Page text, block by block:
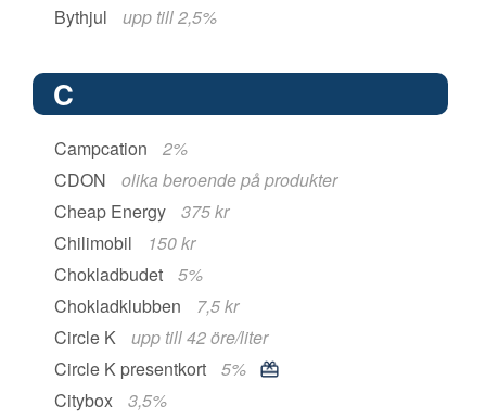
Bythjul
upp till 2,5%
C
Campcation
2%
CDON
olika beroende på produkter
Cheap Energy
375 kr
Chilimobil
150 kr
Chokladbudet
5%
Chokladklubben
7,5 kr
Circle K
upp till 42 öre/liter
Circle K presentkort
5%
Citybox
3,5%